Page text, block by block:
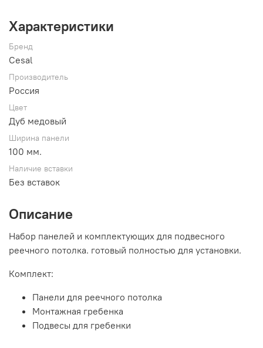
Характеристики
Бренд
Cesal
Производитель
Россия
Цвет
Дуб медовый
Ширина панели
100 мм.
Наличие вставки
Без вставок
Описание
Набор панелей и комплектующих для подвесного
реечного потолка. готовый полностью для установки.
Комплект:
Панели для реечного потолка
Монтажная гребенка
Подвесы для гребенки